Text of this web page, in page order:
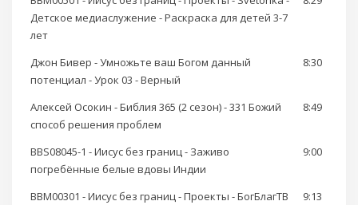
Детское медиаслужение - Раскраска для детей 3-7
лет
Джон Бивер - Умножьте ваш Богом данный
потенциал - Урок 03 - Верный
8:30
Алексей Осокин - Библия 365 (2 сезон) - 331 Божий
способ решения проблем
8:49
BBS08045-1 - Иисус без границ - Заживо
погребённые белые вдовы Индии
9:00
BBM00301 - Иисус без границ - Проекты - БогБлагТВ
9:13